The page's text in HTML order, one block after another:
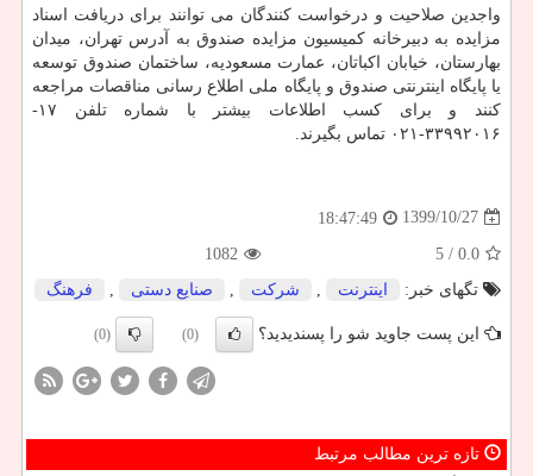
واجدین صلاحیت و درخواست کنندگان می توانند برای دریافت اسناد
مزایده به دبیرخانه کمیسیون مزایده صندوق به آدرس تهران، میدان
بهارستان، خیابان اکباتان، عمارت مسعودیه، ساختمان صندوق توسعه
یا پایگاه اینترنتی صندوق و پایگاه ملی اطلاع رسانی مناقصات مراجعه
کنند و برای کسب اطلاعات بیشتر با شماره تلفن ۱۷-
۳۳۹۹۲۰۱۶-۰۲۱ تماس بگیرند.
1399/10/27
18:47:49
0.0
/ 5
1082
تگهای خبر:
اینترنت شركت صنایع دستی فرهنگ
این پست جاوید شو را پسندیدید؟ (0)
(0)
تازه ترین مطالب مرتبط